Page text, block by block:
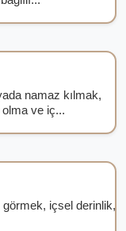
namaz kılmak,
ve iç...
görmek, içsel derinlik,